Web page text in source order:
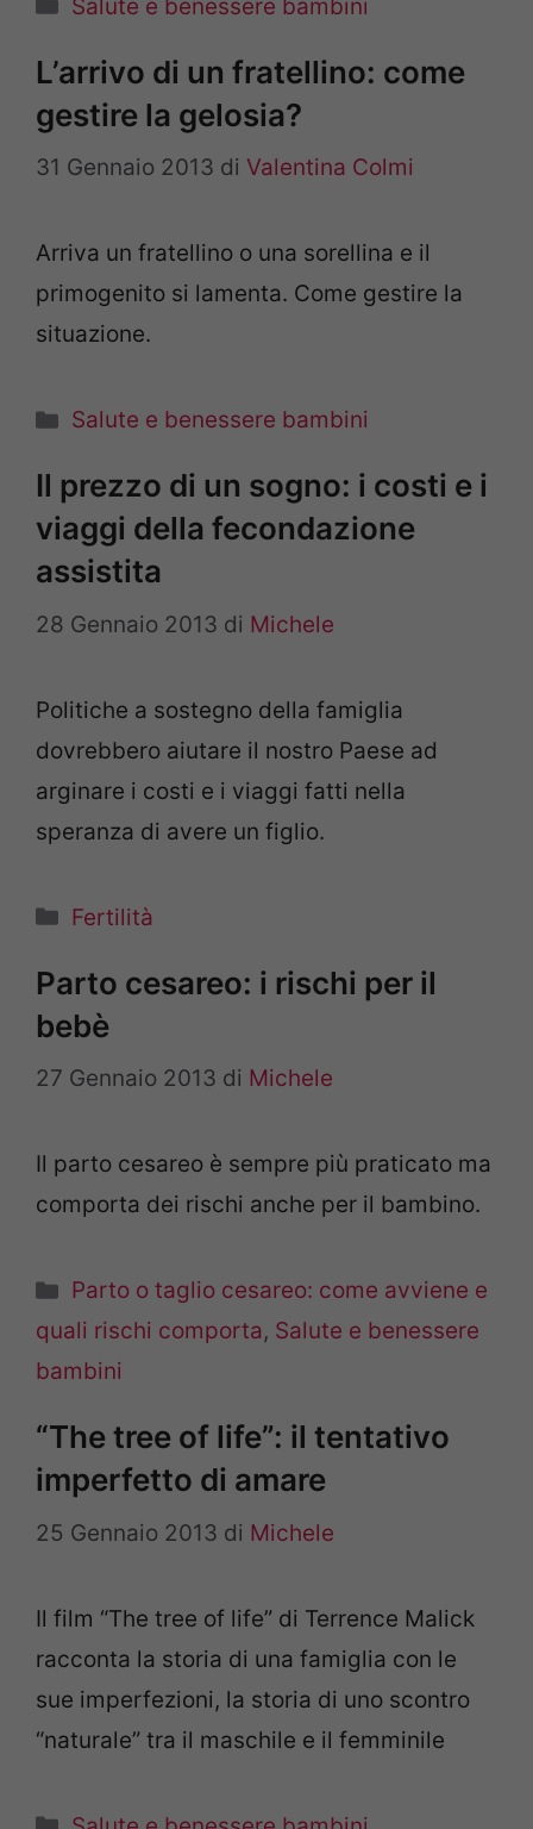
Salute e benessere bambini
L’arrivo di un fratellino: come
gestire la gelosia?
31 Gennaio 2013 di Valentina Colmi
Arriva un fratellino o una sorellina e il
primogenito si lamenta. Come gestire la
situazione.
Categorie
Salute e benessere bambini
Il prezzo di un sogno: i costi e i
viaggi della fecondazione
assistita
28 Gennaio 2013 di Michele
Politiche a sostegno della famiglia
dovrebbero aiutare il nostro Paese ad
arginare i costi e i viaggi fatti nella
speranza di avere un figlio.
Categorie
Fertilità
Parto cesareo: i rischi per il
bebè
27 Gennaio 2013 di Michele
Il parto cesareo è sempre più praticato ma
comporta dei rischi anche per il bambino.
Categorie
Parto o taglio cesareo: come avviene e
quali rischi comporta, Salute e benessere
bambini
“The tree of life”: il tentativo
imperfetto di amare
25 Gennaio 2013 di Michele
Il film “The tree of life” di Terrence Malick
racconta la storia di una famiglia con le
sue imperfezioni, la storia di uno scontro
“naturale” tra il maschile e il femminile
Categorie